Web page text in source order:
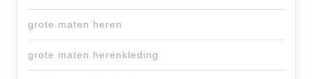
grote maten heren
grote maten herenkleding